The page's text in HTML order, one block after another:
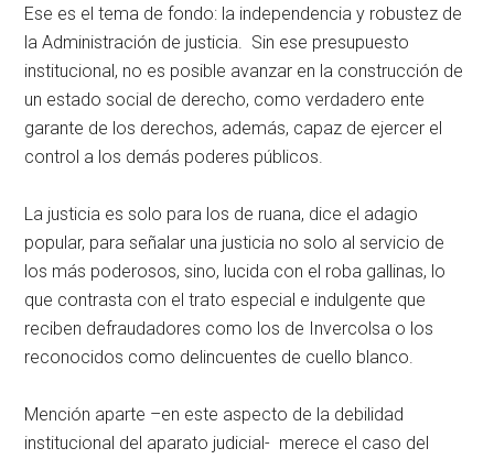
Ese es el tema de fondo: la independencia y robustez de
la Administración de justicia. Sin ese presupuesto
institucional, no es posible avanzar en la construcción de
un estado social de derecho, como verdadero ente
garante de los derechos, además, capaz de ejercer el
control a los demás poderes públicos.
La justicia es solo para los de ruana, dice el adagio
popular, para señalar una justicia no solo al servicio de
los más poderosos, sino, lucida con el roba gallinas, lo
que contrasta con el trato especial e indulgente que
reciben defraudadores como los de Invercolsa o los
reconocidos como delincuentes de cuello blanco.
Mención aparte –en este aspecto de la debilidad
institucional del aparato judicial- merece el caso del